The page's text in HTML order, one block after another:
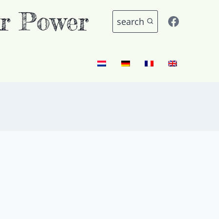
Power search